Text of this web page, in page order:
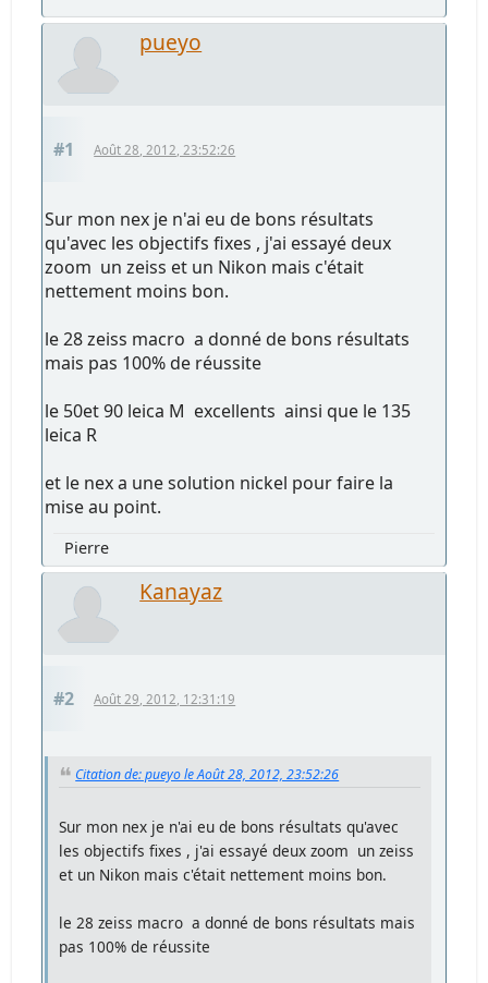
pueyo
#1 Août 28, 2012, 23:52:26
Sur mon nex je n'ai eu de bons résultats
qu'avec les objectifs fixes , j'ai essayé deux
zoom un zeiss et un Nikon mais c'était
nettement moins bon.
le 28 zeiss macro a donné de bons résultats
mais pas 100% de réussite
le 50et 90 leica M excellents ainsi que le 135
leica R
et le nex a une solution nickel pour faire la
mise au point.
Pierre
Kanayaz
#2 Août 29, 2012, 12:31:19
Citation de: pueyo le Août 28, 2012, 23:52:26
Sur mon nex je n'ai eu de bons résultats qu'avec
les objectifs fixes , j'ai essayé deux zoom un zeiss
et un Nikon mais c'était nettement moins bon.
le 28 zeiss macro a donné de bons résultats mais
pas 100% de réussite